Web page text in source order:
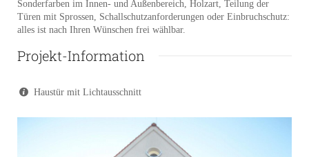
Sonderfarben im Innen- und Außenbereich, Holzart, Teilung der
Türen mit Sprossen, Schallschutzanforderungen oder Einbruchschutz:
alles ist nach Ihren Wünschen frei wählbar.
Projekt-Information
Haustür mit Lichtausschnitt